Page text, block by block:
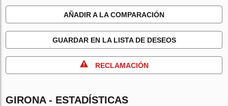
AÑADIR A LA COMPARACIÓN
GUARDAR EN LA LISTA DE DESEOS
RECLAMACIÓN
GIRONA - ESTADÍSTICAS